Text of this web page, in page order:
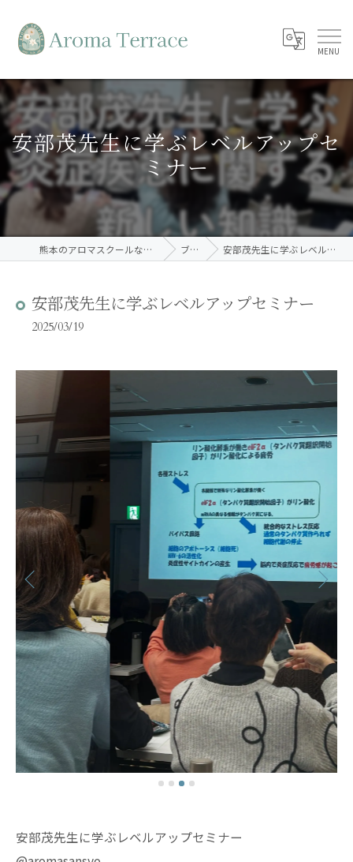
安部茂先生に学ぶレベルアップセ
ミナー
熊本のアロマスクールならAroma Terrace ブログ 安部茂先生に学ぶレベルアップセミナー
安部茂先生に学ぶレベルアップセミナー
2025/03/19
安部茂先生に学ぶレベルアップセミナー